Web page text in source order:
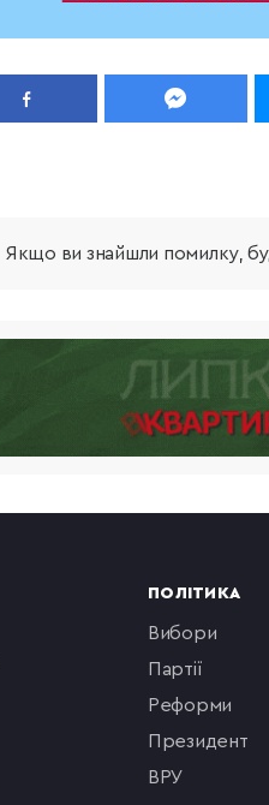
Якщо ви знайшли помилку,
ПОЛІТИКА
вибори
партії
реформи
президент
ВРУ